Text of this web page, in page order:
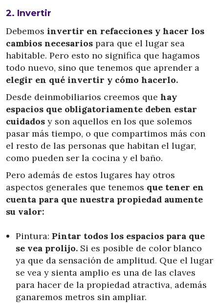
2. Invertir
Debemos invertir en refacciones y hacer los
cambios necesarios para que el lugar sea
habitable. Pero esto no significa que hagamos
todo nuevo, sino que tenemos que aprender a
elegir en qué invertir y cómo hacerlo.
Desde deinmobiliarios creemos que hay
espacios que obligatoriamente deben estar
cuidados y son aquellos en los que solemos
pasar más tiempo, o que compartimos más con
el resto de las personas que habitan el lugar,
como pueden ser la cocina y el baño.
Pero además de estos lugares hay otros
aspectos generales que tenemos que tener en
cuenta para que nuestra propiedad aumente
su valor:
Pintura: Pintar todos los espacios para que
se vea prolijo. Si es posible de color blanco
ya que da sensación de amplitud. Que el lugar
se vea y sienta amplio es una de las claves
para hacer de la propiedad atractiva, además
ganaremos metros sin ampliar.